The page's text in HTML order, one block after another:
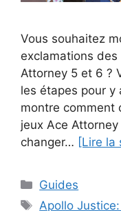
Vous souhaitez
exclamations
Attorney 5 et 6 ?
les étapes pour y
montre comment
jeux Ace Attorney
changer… [Lire la
Catégories
Guides
Étiquettes
Apollo